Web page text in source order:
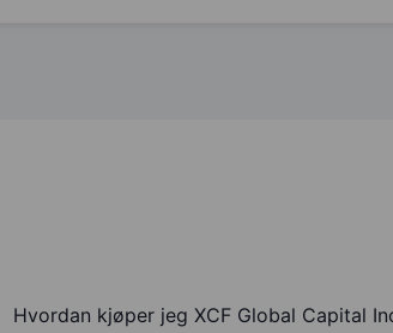
Hvordan kjøper jeg XCF Global Capital